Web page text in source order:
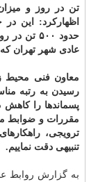
اظهارکرد: این
حدود ۵۰۰
عادی شهر تهران که حدود ۷۵۰۰ تن است، بسیار
معاون فنی محیط
رسیدن به رتبه
پسماندها را کاهش
مقررات و ضوابط
ترویجی،
تنبیهی دقت نماییم.
به گزارش روابط